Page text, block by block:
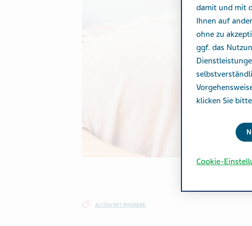
ALLTAG MIT MIGRÄNE
damit und mit
Ihnen auf
ohne zu
ggf. das
klicken Sie bitte
Cookie-